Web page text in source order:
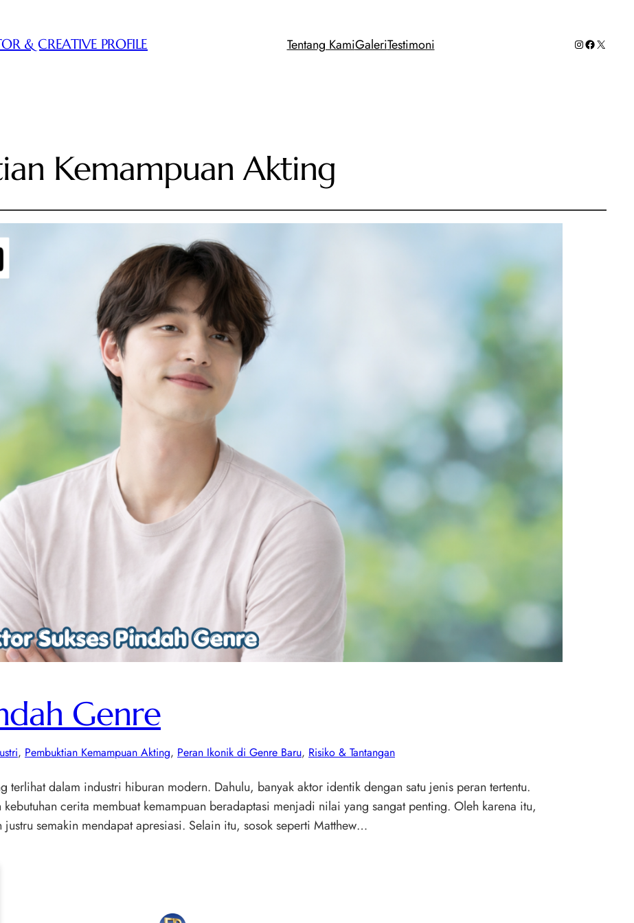
& CREATIVE PROFILE Tentang KamiGaleriTestimoni Instagram
Facebook
X
Kemampuan Akting
Genre
, Pembuktian Kemampuan Akting, Peran Ikonik di Genre Baru, Risiko & Tantangan
terlihat dalam industri hiburan modern. Dahulu, banyak aktor identik dengan satu jenis peran tertentu.
cerita membuat kemampuan beradaptasi menjadi nilai yang sangat penting. Oleh karena itu,
semakin mendapat apresiasi. Selain itu, sosok seperti Matthew…